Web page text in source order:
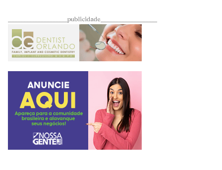
____________________publicidade___________________